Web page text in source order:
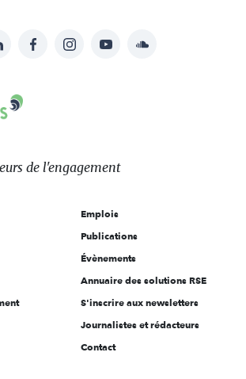
FacebookInstagramYouTubeSoundcloud
de l'engagement
Emplois
Publications
Évènements
Annuaire des solutions RSE
S'inscrire aux newsletters
Journalistes et rédacteurs
Contact